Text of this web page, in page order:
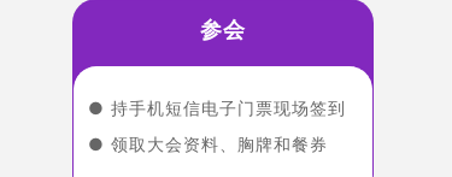
参会
● 持手机短信电子门票现场签到
● 领取大会资料、胸牌和餐券